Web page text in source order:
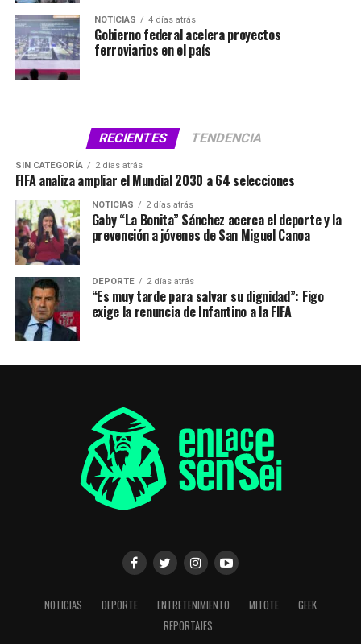
NOTICIAS 4 días atrás
Gobierno federal acelera proyectos
ferroviarios en el país
RECIENTES TENDENCIA
SIN CATEGORÍA 2 días atrás
FIFA analiza ampliar el Mundial 2030 a 64 selecciones
NOTICIAS 2 días atrás
Gaby “La Bonita” Sánchez acerca el deporte y la
prevención a jóvenes de San Miguel Canoa
DEPORTE 2 días atrás
“Es muy tarde para salvar su dignidad”: Figo
exige la renuncia de Infantino a la FIFA
NOTICIAS DEPORTE ENTRETENIMIENTO MITOTE
GEEK
REPORTAJES